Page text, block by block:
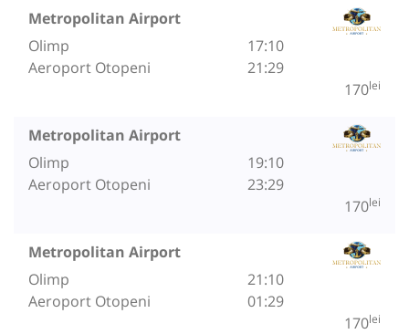
Metropolitan Airport
Olimp
Aeroport Otopeni
17:10
21:29
170lei
Metropolitan Airport
Olimp
Aeroport Otopeni
19:10
23:29
170lei
Metropolitan Airport
Olimp
Aeroport Otopeni
21:10
01:29
170lei